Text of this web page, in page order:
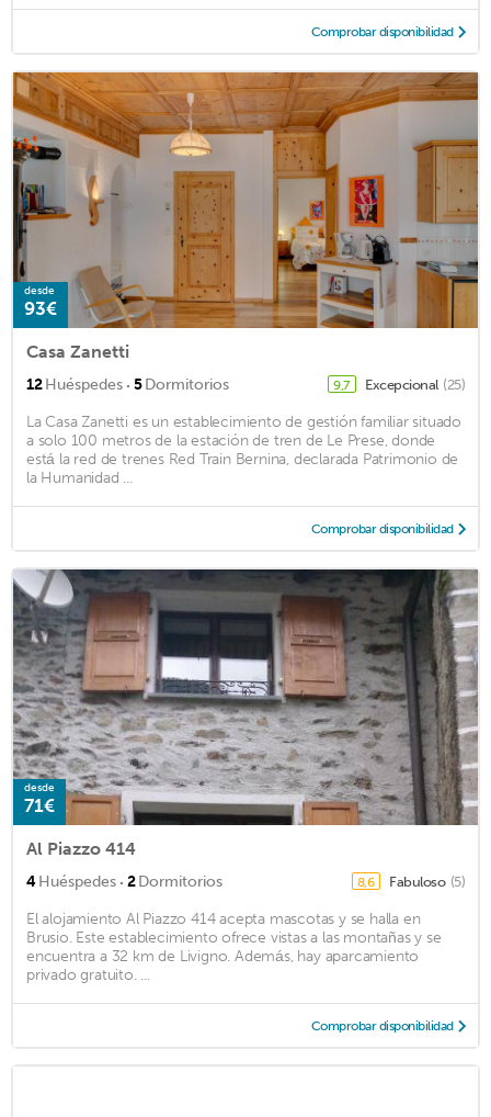
Comprobar disponibilidad
desde
93€
Casa Zanetti
12Huéspedes · 5Dormitorios 9,7 Excepcional (25)
La Casa Zanetti es un establecimiento de gestión familiar situado
a solo 100 metros de la estación de tren de Le Prese, donde
está la red de trenes Red Train Bernina, declarada Patrimonio de
la Humanidad ...
Comprobar disponibilidad
desde
71€
Al Piazzo 414
4Huéspedes · 2Dormitorios 8,6 Fabuloso (5)
El alojamiento Al Piazzo 414 acepta mascotas y se halla en
Brusio. Este establecimiento ofrece vistas a las montañas y se
encuentra a 32 km de Livigno. Además, hay aparcamiento
privado gratuito. ...
Comprobar disponibilidad